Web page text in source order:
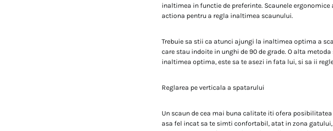
inaltimea in functie de preferinte. Scaunele
actiona pentru a regla inaltimea scaunului.
Trebuie sa stii ca atunci ajungi la inaltimea optima a
care stau indoite in unghi de 90 de grade. O alta
inaltimea optima, este sa te asezi in fata lui, si sa ii
Reglarea pe verticala a spatarului
Un scaun de cea mai buna calitate iti ofera
asa fel incat sa te simti confortabil, atat in zona